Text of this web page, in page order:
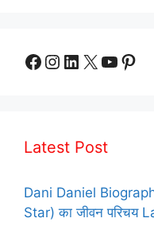
Facebook
Instagram
LinkedIn
X
Latest Post
Dani Daniel
Star) का जीवन परिचय